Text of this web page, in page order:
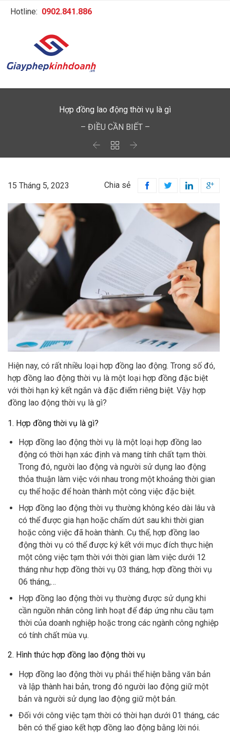
Hotline: 0902.841.886
Hợp đồng lao động thời vụ là gì
– ĐIỀU CẦN BIẾT –
  
15 Tháng 5, 2023 Chia sẻ    
Hiện nay, có rất nhiều loại hợp đồng lao động. Trong số đó,
hợp đồng lao động thời vụ là một loại hợp đồng đặc biệt
với thời hạn ký kết ngắn và đặc điểm riêng biệt. Vậy hợp
đồng lao động thời vụ là gì?
1. Hợp đồng thời vụ là gì?
Hợp đồng lao động thời vụ là một loại hợp đồng lao
động có thời hạn xác định và mang tính chất tạm thời.
Trong đó, người lao động và người sử dụng lao động
thỏa thuận làm việc với nhau trong một khoảng thời gian
cụ thể hoặc để hoàn thành một công việc đặc biệt.
Hợp đồng lao động thời vụ thường không kéo dài lâu và
có thể được gia hạn hoặc chấm dứt sau khi thời gian
hoặc công việc đã hoàn thành. Cụ thể, hợp đồng lao
động thời vụ có thể được ký kết với mục đích thực hiện
một công việc tạm thời với thời gian làm việc dưới 12
tháng như hợp đồng thời vụ 03 tháng, hợp đồng thời vụ
06 tháng,…
Hợp đồng lao động thời vụ thường được sử dụng khi
cần nguồn nhân công linh hoạt để đáp ứng nhu cầu tạm
thời của doanh nghiệp hoặc trong các ngành công nghiệp
có tính chất mùa vụ.
2. Hình thức hợp đồng lao động thời vụ
Hợp đồng lao động thời vụ phải thể hiện bằng văn bản
và lập thành hai bản, trong đó người lao động giữ một
bản và người sử dụng lao động giữ một bản.
Đối với công việc tạm thời có thời hạn dưới 01 tháng, các
bên có thể giao kết hợp đồng lao động bằng lời nói.